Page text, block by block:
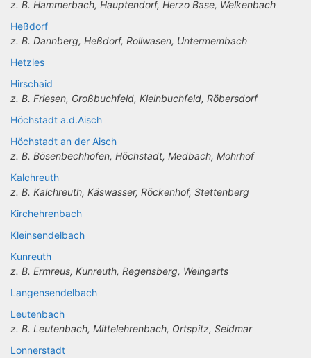
z. B. Hammerbach, Hauptendorf, Herzo Base, Welkenbach
Heßdorf
z. B. Dannberg, Heßdorf, Rollwasen, Untermembach
Hetzles
Hirschaid
z. B. Friesen, Großbuchfeld, Kleinbuchfeld, Röbersdorf
Höchstadt a.d.Aisch
Höchstadt an der Aisch
z. B. Bösenbechhofen, Höchstadt, Medbach, Mohrhof
Kalchreuth
z. B. Kalchreuth, Käswasser, Röckenhof, Stettenberg
Kirchehrenbach
Kleinsendelbach
Kunreuth
z. B. Ermreus, Kunreuth, Regensberg, Weingarts
Langensendelbach
Leutenbach
z. B. Leutenbach, Mittelehrenbach, Ortspitz, Seidmar
Lonnerstadt